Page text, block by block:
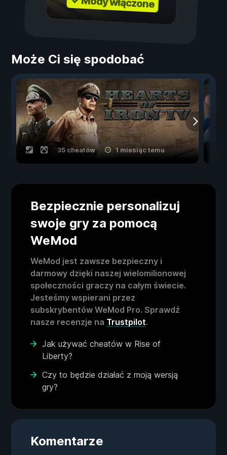
Może Ci się spodobać
35 cheatów 1 miesiąc temu
Bezpiecznie personalizuj
swoje gry za pomocą
WeMod
WeMod jest zawsze bezpieczny i
darmowy dzięki naszej wielomilionowej
społeczności graczy na całym świecie.
Jesteśmy wspierani przez
subskrybentów WeMod Pro. Sprawdź
nasze recenzje na Trustpilot.
Jak używać cheatów w Rise of
Liberty?
Czy to będzie działać z moją wersją
gry?
Komentarze